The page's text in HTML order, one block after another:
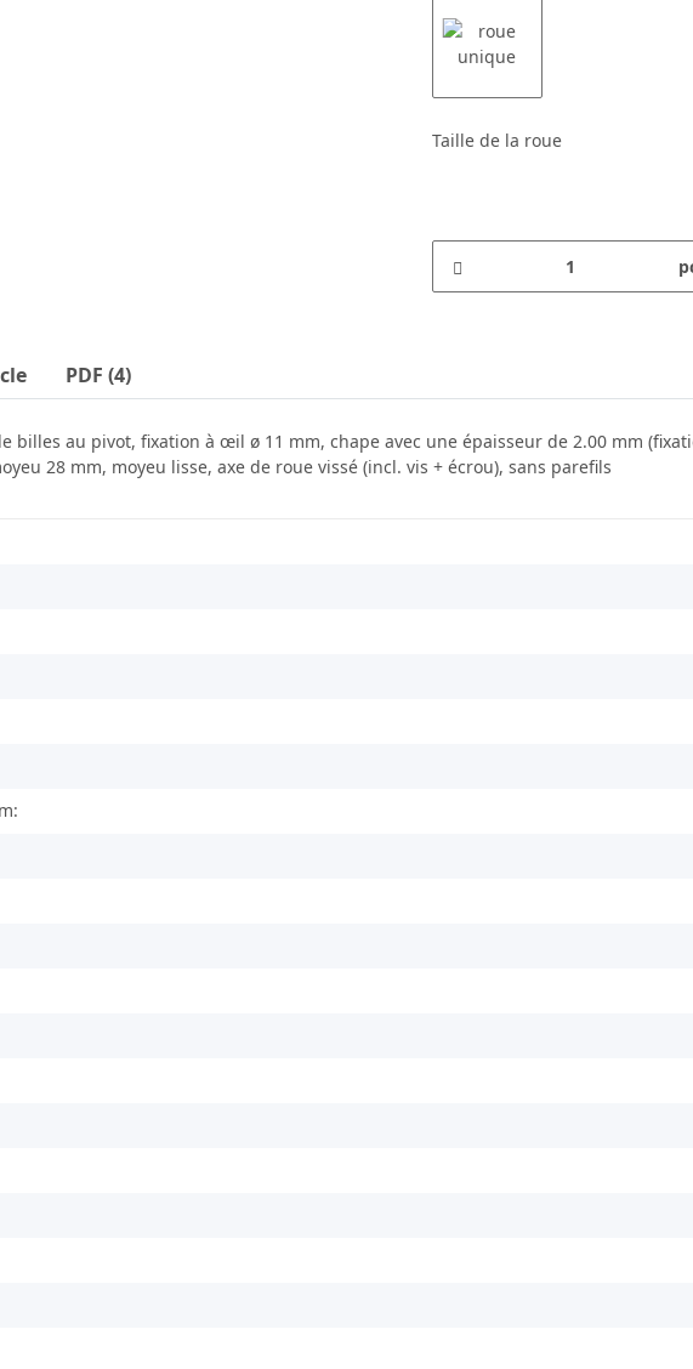
Taille de la roue
PDF (4)
billes au pivot, fixation à œil ø 11 mm, chape avec une épaisseur de 2.00 mm
28 mm, moyeu lisse, axe de roue vissé (incl. vis + écrou), sans parefils